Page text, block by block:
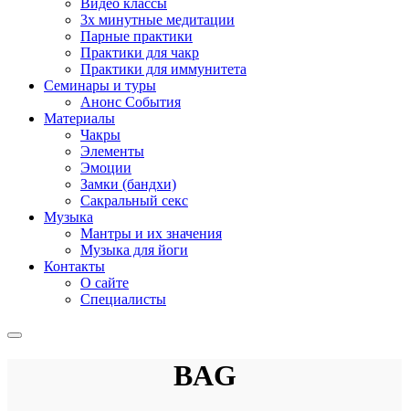
Видео классы
3х минутные медитации
Парные практики
Практики для чакр
Практики для иммунитета
Семинары и туры
Анонс События
Материалы
Чакры
Элементы
Эмоции
Замки (бандхи)
Сакральный секс
Музыка
Мантры и их значения
Музыка для йоги
Контакты
О сайте
Специалисты
BAG